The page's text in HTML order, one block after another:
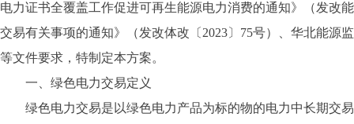
电力证书全覆盖工作促进可再生能源电力消费的通知》（发改
交易有关事项的通知》（发改体改〔2023〕75号）、华北能源
等文件要求，特制定本方案。
一、绿色电力交易定义
绿色电力交易是以绿色电力产品为标的物的电力中长期交易